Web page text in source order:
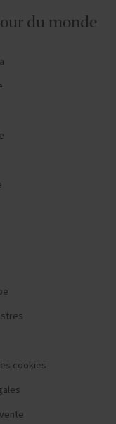
du monde
cookies